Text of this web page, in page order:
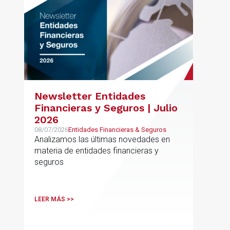
Newsletter Entidades
Financieras y Seguros | Julio
2026
08/07/2026Entidades Financieras & Seguros
Analizamos las últimas novedades en
materia de entidades financieras y
seguros
LEER MÁS >>